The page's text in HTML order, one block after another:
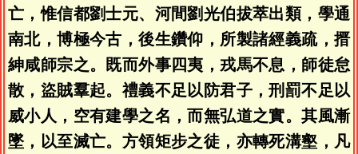
亡，惟信都劉士元、河間劉光伯拔萃出類，學通
南北，博極今古，後生鑽仰，所製諸經義疏，搢
紳咸師宗之。既而外事四夷，戎馬不息，師徒怠
散，盜賊羣起。禮義不足以防君子，刑罰不足以
威小人，空有建學之名，而無弘道之實。其風漸
墜，以至滅亡。方領矩步之徒，亦轉死溝壑，凡